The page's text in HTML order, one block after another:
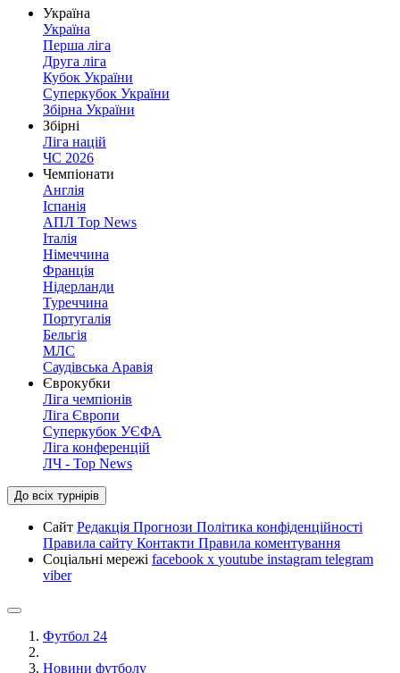
Україна
Україна
Перша ліга
Друга ліга
Кубок України
Суперкубок України
Збірна України
Збірні
Ліга націй
ЧС 2026
Чемпіонати
Англія
Іспанія
АПЛ Top News
Італія
Німеччина
Франція
Нідерланди
Туреччина
Португалія
Бельгія
МЛС
Саудівська Аравія
Єврокубки
Ліга чемпіонів
Ліга Європи
Суперкубок УЄФА
Ліга конференцій
ЛЧ - Top News
До всіх турнірів
Сайт Редакція Прогнози Політика конфіденційності
Правила сайту Контакти Правила коментування
Соціальні мережі facebook x youtube instagram telegram
viber
Футбол 24
Новини футболу